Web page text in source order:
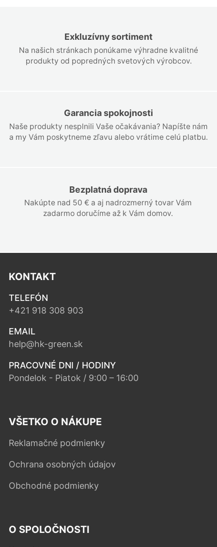
Exkluzívny sortiment
Na našich stránkach ponúkame výhradne kvalitné
produkty od popredných svetových výrobcov.
Garancia spokojnosti
Naše produkty nesplnili Vaše očakávania? Napíšte nám
a my Vám poskytneme zľavu alebo vrátime celú platbu.
Bezplatná doprava
Nakúpte nad 50 € a aj nadrozmerný tovar Vám
zadarmo doručíme až k Vám domov.
KONTAKT
TELEFÓN
+421 918 308 903
EMAIL
help@hk-green.sk
PRACOVNÉ DNI / HODINY
Pondelok - Piatok / 9:00 – 16:00
VŠETKO O NÁKUPE
Reklamačné podmienky
Ochrana osobných údajov
Obchodné podmienky
O SPOLOČNOSTI